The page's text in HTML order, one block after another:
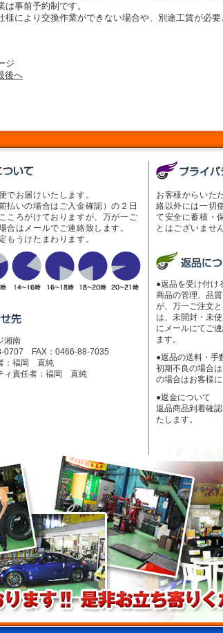
は事前予約制です。
様により交換作業ができない場合や、別途工賃が必要
ジ
後へ
でお届けいたします。
払いの場合はご入金確認）の２日
ころがけておりますが、万が一ご
合はメールでご連絡致します。
もうけたまわります。
湘南
0707 FAX：0466-88-7035
：福岡 直純
ィ責任者：福岡 直純
お客様からいた
絡以外には一切
て安全に蓄積・
とはございません
●返品を受け付け
商品の管理、品
が、万一ご注文
は、未開封・未
にメールにてご
ます。
●返品の送料・手
初期不良の場合
の場合はお客様
●返金について
返品商品到着確
たします。